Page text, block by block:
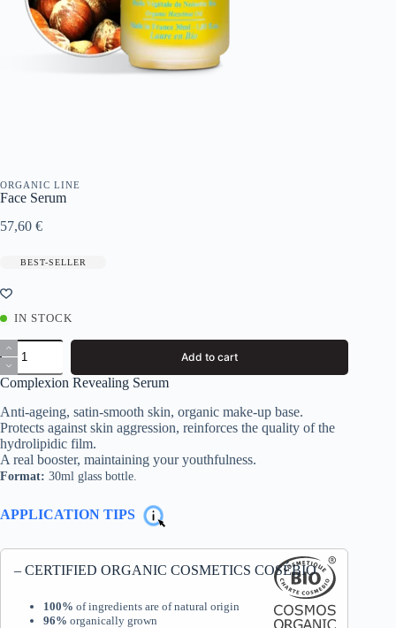
ORGANIC LINE
Face Serum
57,60 €
BEST-SELLER
IN STOCK
Face
Serum
quantity
Add to cart
Complexion Revealing Serum
Anti-ageing, satin-smooth skin, organic make-up base.
Protects against skin aggression, reinforces the quality of the
hydrolipidic film.
A real booster, maintaining your youthfulness.
Format: 30ml glass bottle.
APPLICATION TIPS
– CERTIFIED ORGANIC COSMETICS COSÉBIO
100% of ingredients are of natural origin
96% organically grown